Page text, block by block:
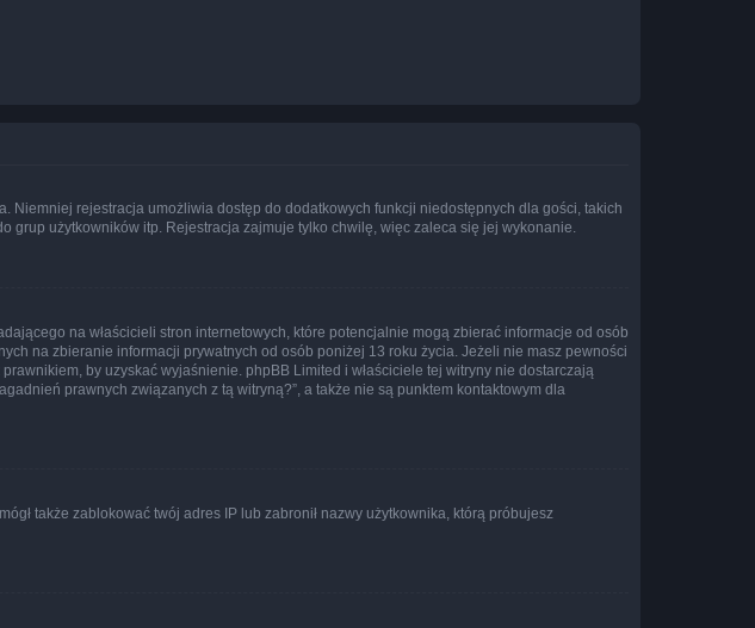
Niemniej rejestracja umożliwia dostęp do dodatkowych funkcji niedostępnych dla gości, takich
grup użytkowników itp. Rejestracja zajmuje tylko chwilę, więc zaleca się jej wykonanie.
na właścicieli stron internetowych, które potencjalnie mogą zbierać informacje od osób
na zbieranie informacji prywatnych od osób poniżej 13 roku życia. Jeżeli nie masz pewności
by uzyskać wyjaśnienie. phpBB Limited i właściciele tej witryny nie dostarczają
prawnych związanych z tą witryną?”, a także nie są punktem kontaktowym dla
także zablokować twój adres IP lub zabronił nazwy użytkownika, którą próbujesz